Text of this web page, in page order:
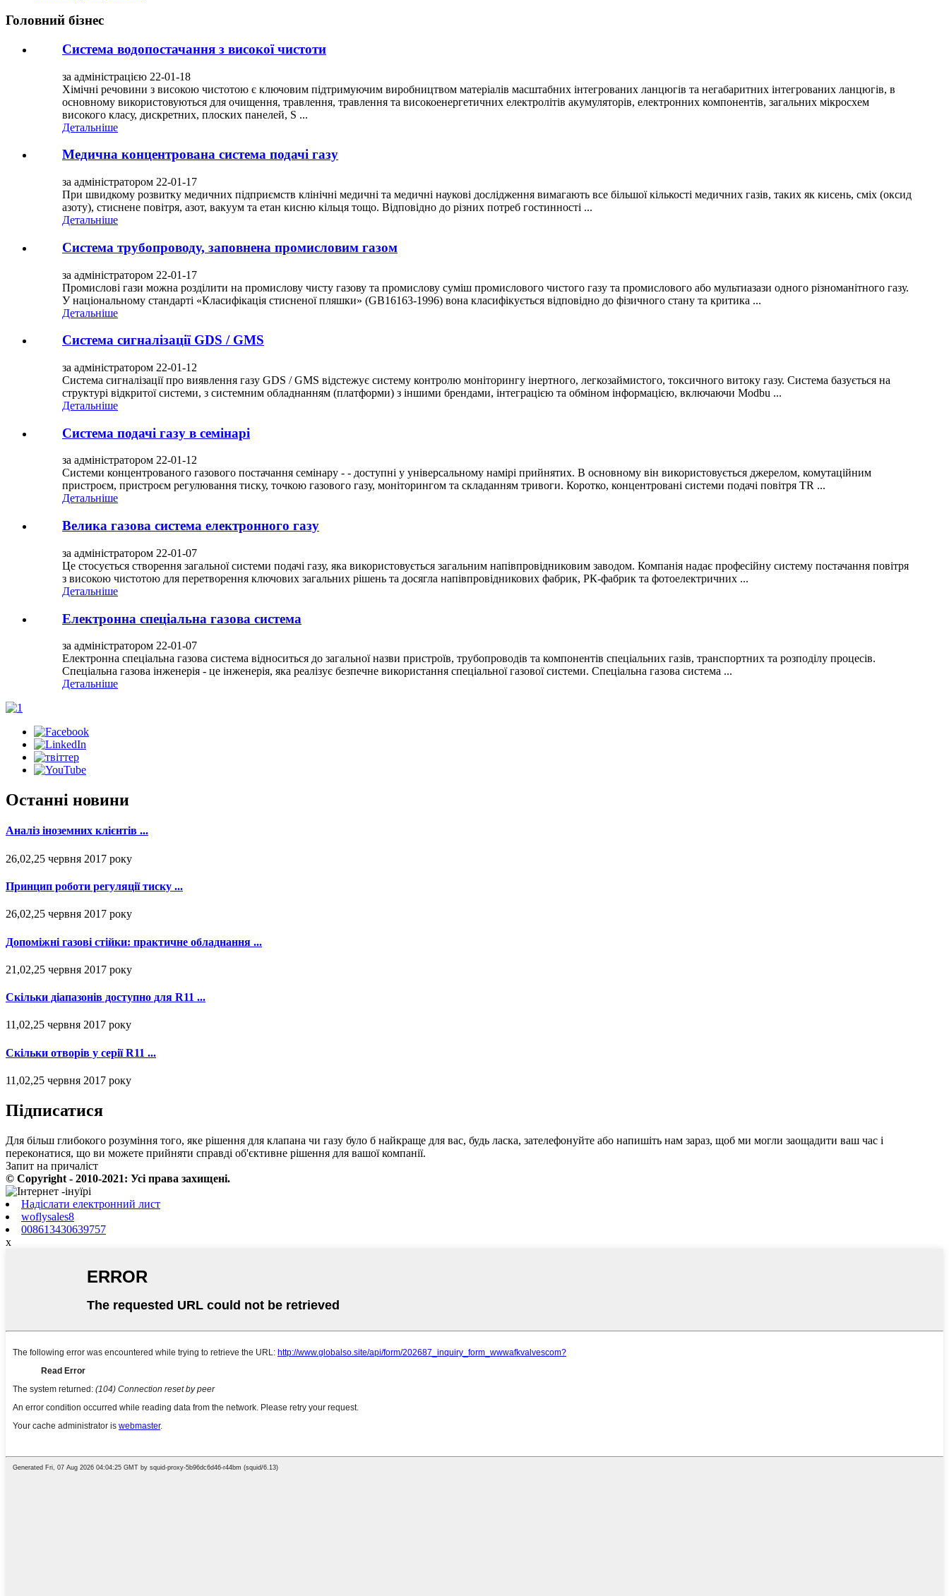
Головний бізнес
Система водопостачання з високої чистоти
за адміністрацією 22-01-18
Хімічні речовини з високою чистотою є ключовим підтримуючим виробництвом матеріалів масштабних інтегрованих ланцюгів та негабаритних інтегрованих ланцюгів, в
основному використовуються для очищення, травлення, травлення та високоенергетичних електролітів акумуляторів, електронних компонентів, загальних мікросхем
високого класу, дискретних, плоских панелей, S ...
Детальніше
Медична концентрована система подачі газу
за адміністратором 22-01-17
При швидкому розвитку медичних підприємств клінічні медичні та медичні наукові дослідження вимагають все більшої кількості медичних газів, таких як кисень, сміх (оксид
азоту), стиснене повітря, азот, вакуум та етан кисню кільця тощо. Відповідно до різних потреб гостинності ...
Детальніше
Система трубопроводу, заповнена промисловим газом
за адміністратором 22-01-17
Промислові гази можна розділити на промислову чисту газову та промислову суміш промислового чистого газу та промислового або мультиазази одного різноманітного газу.
У національному стандарті «Класифікація стисненої пляшки» (GB16163-1996) вона класифікується відповідно до фізичного стану та критика ...
Детальніше
Система сигналізації GDS / GMS
за адміністратором 22-01-12
Система сигналізації про виявлення газу GDS / GMS відстежує систему контролю моніторингу інертного, легкозаймистого, токсичного витоку газу. Система базується на
структурі відкритої системи, з системним обладнанням (платформи) з іншими брендами, інтеграцією та обміном інформацією, включаючи Modbu ...
Детальніше
Система подачі газу в семінарі
за адміністратором 22-01-12
Системи концентрованого газового постачання семінару - - доступні у універсальному намірі прийнятих. В основному він використовується джерелом, комутаційним
пристроєм, пристроєм регулювання тиску, точкою газового газу, моніторингом та складанням тривоги. Коротко, концентровані системи подачі повітря TR ...
Детальніше
Велика газова система електронного газу
за адміністратором 22-01-07
Це стосується створення загальної системи подачі газу, яка використовується загальним напівпровідниковим заводом. Компанія надає професійну систему постачання повітря
з високою чистотою для перетворення ключових загальних рішень та досягла напівпровідникових фабрик, РК-фабрик та фотоелектричних ...
Детальніше
Електронна спеціальна газова система
за адміністратором 22-01-07
Електронна спеціальна газова система відноситься до загальної назви пристроїв, трубопроводів та компонентів спеціальних газів, транспортних та розподілу процесів.
Спеціальна газова інженерія - це інженерія, яка реалізує безпечне використання спеціальної газової системи. Спеціальна газова система ...
Детальніше
Останні новини
Аналіз іноземних клієнтів ...
26,02,25 червня 2017 року
Принцип роботи регуляції тиску ...
26,02,25 червня 2017 року
Допоміжні газові стійки: практичне обладнання ...
21,02,25 червня 2017 року
Скільки діапазонів доступно для R11 ...
11,02,25 червня 2017 року
Скільки отворів у серії R11 ...
11,02,25 червня 2017 року
Підписатися
Для більш глибокого розуміння того, яке рішення для клапана чи газу було б найкраще для вас, будь ласка, зателефонуйте або напишіть нам зараз, щоб ми могли заощадити ваш час і
переконатися, що ви можете прийняти справді об'єктивне рішення для вашої компанії.
Запит на причаліст
© Copyright - 2010-2021: Усі права захищені.
Надіслати електронний лист
woflysales8
008613430639757
x